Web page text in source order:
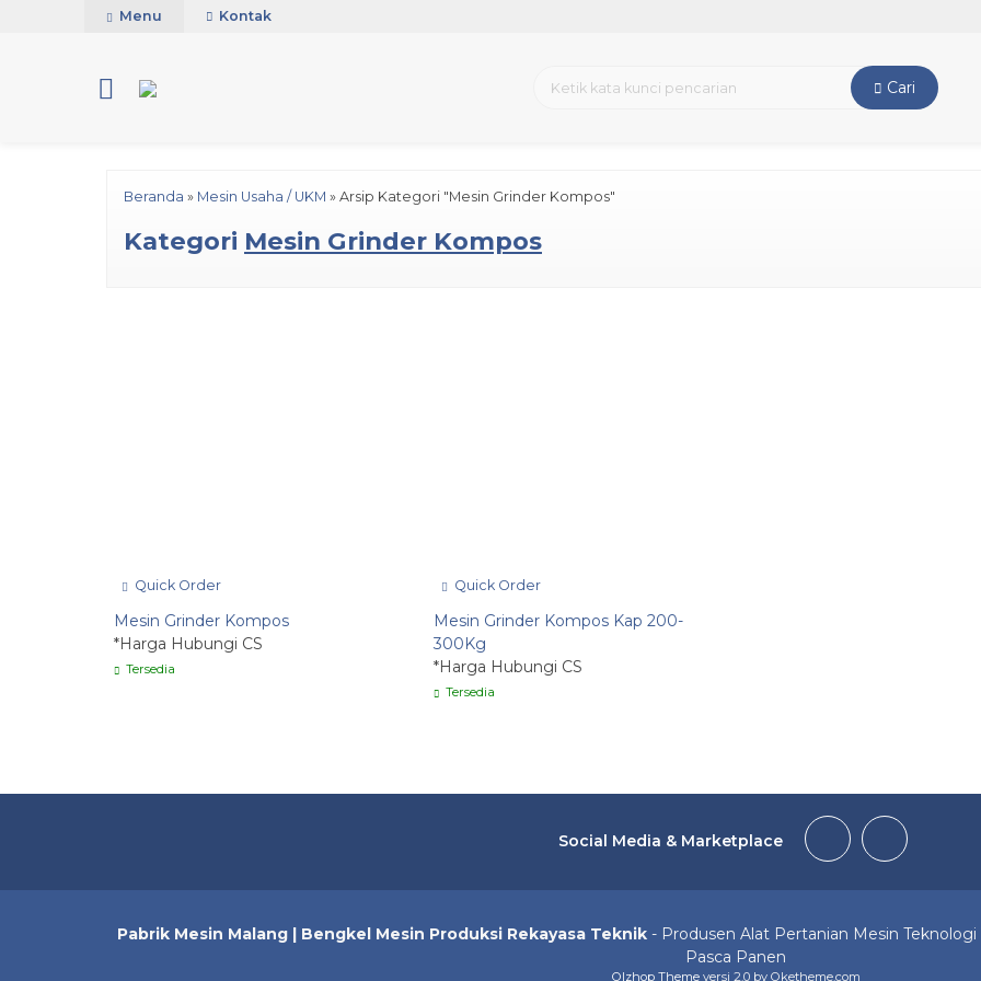
Menu Kontak
Cari
Beranda » Mesin Usaha / UKM » Arsip Kategori "Mesin Grinder Kompos"
Kategori Mesin Grinder Kompos
Quick Order
Mesin Grinder Kompos
*Harga Hubungi CS
Tersedia
Quick Order
Mesin Grinder Kompos Kap 200-
300Kg
*Harga Hubungi CS
Tersedia
Social Media & Marketplace
Pabrik Mesin Malang | Bengkel Mesin Produksi Rekayasa Teknik- Produsen Alat Pertanian Mesin
Pasca Panen
Olzhop Themeversi 2.0 by Oketheme.com